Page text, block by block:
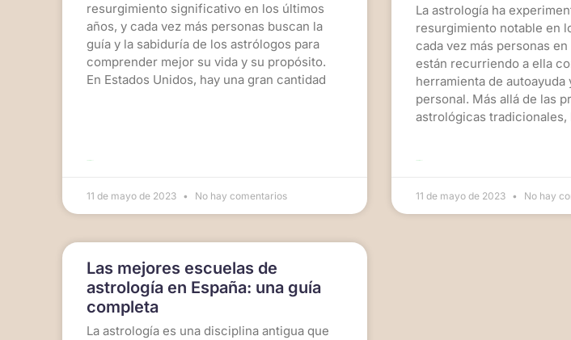
resurgimiento significativo en los últimos
años, y cada vez más personas buscan la
guía y la sabiduría de los astrólogos para
comprender mejor su vida y su propósito.
En Estados Unidos, hay una gran cantidad
11 de mayo de 2023 No hay comentarios
La astrología ha
resurgimiento notable en
cada vez más personas
están recurriendo a ella
herramienta de
personal. Más allá de las
astrológicas tradicionales,
11 de mayo de 2023 No hay
Las mejores escuelas de
astrología en España: una guía
completa
La astrología es una disciplina antigua que